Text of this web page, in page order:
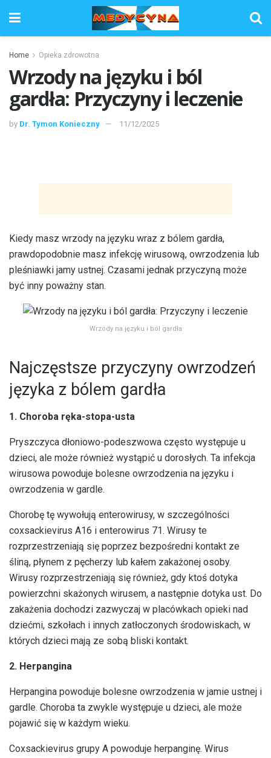
Home Opieka zdrowotna
Wrzody na języku i ból
gardła: Przyczyny i leczenie
by Dr. Tymon Konieczny 11/12/2025
Kiedy masz wrzody na języku wraz z bólem gardła,
prawdopodobnie masz infekcję wirusową, owrzodzenia lub
pleśniawki jamy ustnej. Czasami jednak przyczyną może
być inny poważny stan.
Wrzody na języku i ból gardła
Najczęstsze przyczyny owrzodzeń
języka z bólem gardła
1. Choroba ręka-stopa-usta
Pryszczyca dłoniowo-podeszwowa często występuje u
dzieci, ale może również wystąpić u dorosłych. Ta infekcja
wirusowa powoduje bolesne owrzodzenia na języku i
owrzodzenia w gardle.
Chorobę tę wywołują enterowirusy, w szczególności
coxsackievirus A16 i enterowirus 71. Wirusy te
rozprzestrzeniają się poprzez bezpośredni kontakt ze
śliną, płynem z pęcherzy lub kałem zakażonej osoby.
Wirusy rozprzestrzeniają się również, gdy ktoś dotyka
powierzchni skażonych wirusem, a następnie dotyka ust. Do
zakażenia dochodzi zazwyczaj w placówkach opieki nad
dziećmi, szkołach i innych zatłoczonych środowiskach, w
których dzieci mają ze sobą bliski kontakt.
2. Herpangina
Herpangina powoduje bolesne owrzodzenia w jamie ustnej i
gardle. Choroba ta zwykle występuje u dzieci, ale może
pojawić się w każdym wieku.
Coxsackievirus grupy A powoduje herpanginę. Wirus